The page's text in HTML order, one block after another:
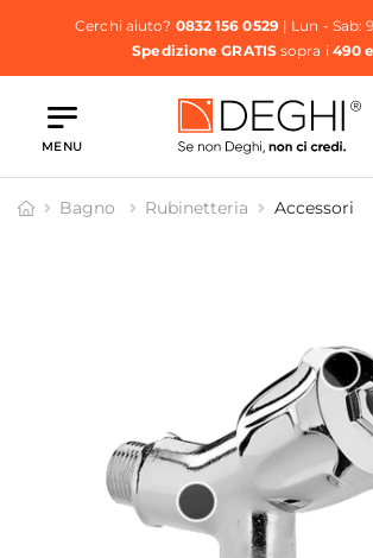
Cerchi aiuto? 0832 156 0529| Lun - Sab:
Spedizione GRATISsopra i 490
MENU
Bagno Rubinetteria Accessori